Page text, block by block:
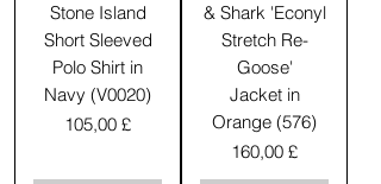
Stone Island
Short Sleeved
Polo Shirt in
Navy (V0020)
Pris
105,00 £
& Shark 'Econyl
Stretch Re-
Goose'
Jacket in
Orange (576)
Pris
160,00 £